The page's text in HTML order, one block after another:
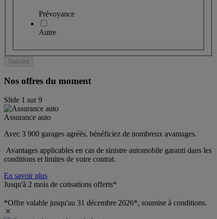
Prévoyance
Autre
Suivant
Nos offres du moment
Slide 1 sur9
Assurance auto
Avec 3 900 garages agréés, bénéficiez de nombreux avantages.
Avantages applicables en cas de sinistre automobile garanti dans les
conditions et limites de votre contrat.
En savoir plus
Jusqu'à 2 mois de cotisations offerts*
*Offre valable jusqu'au 31 décembre 2026*, soumise à conditions.